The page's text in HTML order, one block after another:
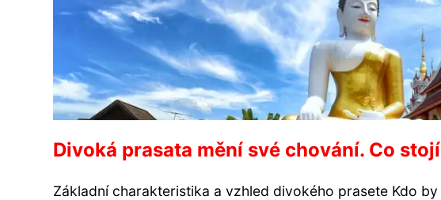
Divoká prasata mění své chování. Co
Základní charakteristika a vzhled divokého prasete Kdo